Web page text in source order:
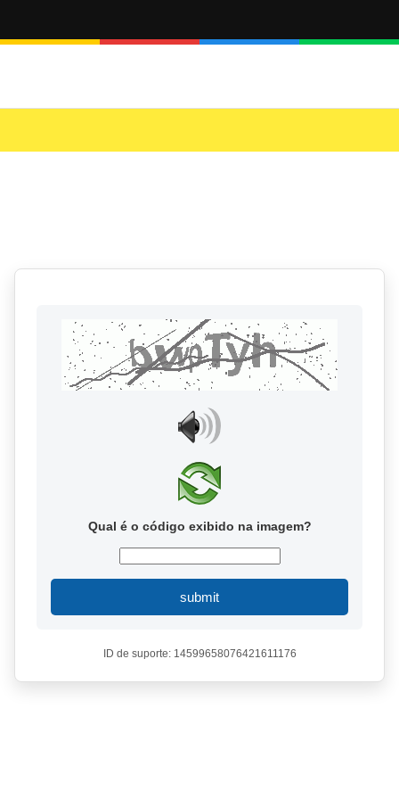
Qual é o código exibido na imagem?
submit
ID de suporte: 14599658076421611176